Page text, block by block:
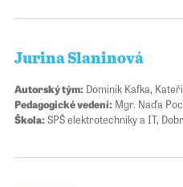
Jurina Slaninová
Autorský tým: Dominik Kafka,
Pedagogické vedení: Mgr. Naďa
Škola:SPŠ elektrotechniky a IT,